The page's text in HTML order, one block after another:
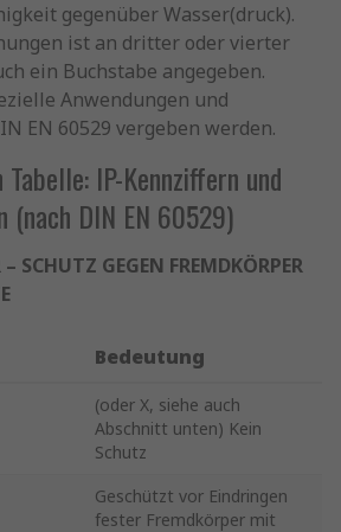
gegenüber Wasser(druck).
ist an dritter oder vierter
ein Buchstabe angegeben.
Anwendungen und
EN 60529 vergeben werden.
IP-Kennziffern und
(nach DIN EN 60529)
– SCHUTZ GEGEN FREMDKÖRPER
Bedeutung
(oder X, siehe auch
Abschnitt unten) Kein
Schutz
Geschützt vor Eindringen
fester Fremdkörper mit